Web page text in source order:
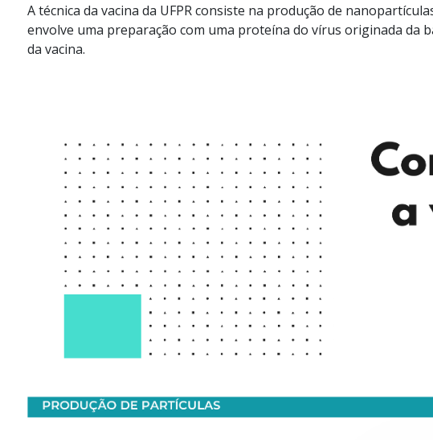
A técnica da vacina da UFPR consiste na produção de
envolve uma preparação com uma proteína do vírus originada da
da vacina.